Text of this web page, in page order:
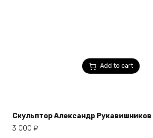
Add to cart
Скульптор Александр Рукавишников
3 000 ₽